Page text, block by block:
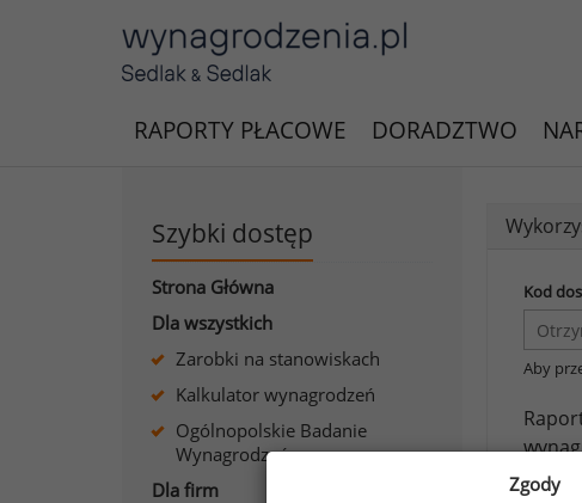
RAPORTY PŁACOWE DORADZTWO
Szybki dostęp
Strona Główna
Dla wszystkich
Zarobki na stanowiskach
Kalkulator wynagrodzeń
Ogólnopolskie Badanie
Wynagrodzeń
Dla firm
Kod
Aby
Zgody